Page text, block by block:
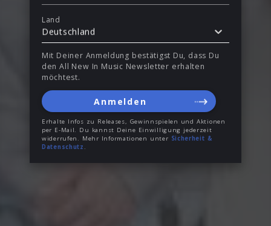
Land
Deutschland
Mit Deiner Anmeldung bestätigst Du, dass Du
den All New In Music Newsletter erhalten
möchtest.
Anmelden
Erhalte Infos zu Releases, Gewinnspielen und Aktionen
per E-Mail. Du kannst Deine Einwilligung jederzeit
widerrufen. Mehr Informationen unter Sicherheit &
Datenschutz .